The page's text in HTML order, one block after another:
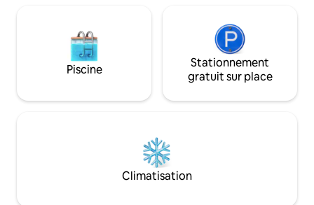
Piscine
Stationnement
gratuit sur place
Climatisation